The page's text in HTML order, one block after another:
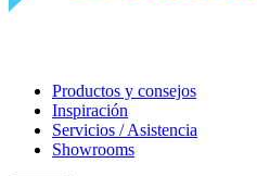
Productos y consejos
Inspiración
Servicios / Asistencia
Showrooms